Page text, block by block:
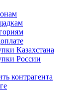
Казахстана
России
контрагента